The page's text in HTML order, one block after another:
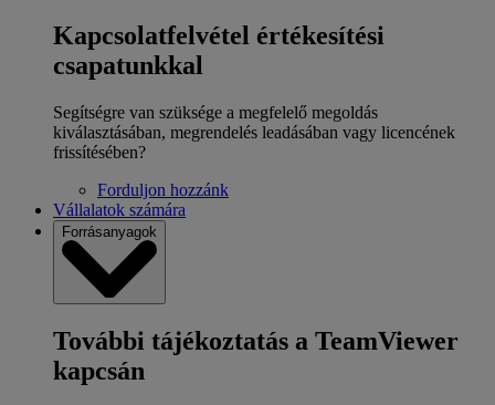
Kapcsolatfelvétel értékesítési
csapatunkkal
Segítségre van szüksége a megfelelő megoldás
kiválasztásában, megrendelés leadásában vagy licencének
frissítésében?
Forduljon hozzánk
Vállalatok számára
Forrásanyagok
További tájékoztatás a TeamViewer
kapcsán